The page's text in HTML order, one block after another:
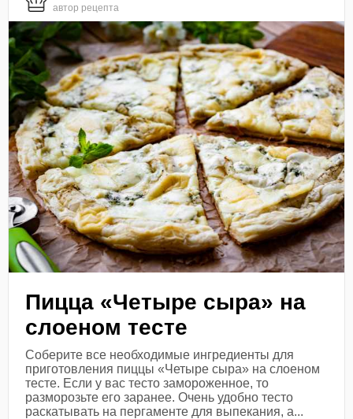
автор рецепта
Пицца «Четыре сыра» на
слоеном тесте
Соберите все необходимые ингредиенты для
приготовления пиццы «Четыре сыра» на слоеном
тесте. Если у вас тесто замороженное, то
разморозьте его заранее. Очень удобно тесто
раскатывать на пергаменте для выпекания, а...